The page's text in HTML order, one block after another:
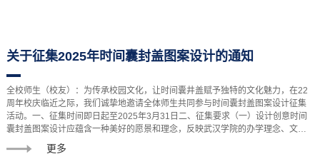
关于征集2025年时间囊封盖图案设计的通知
全校师生（校友）：为传承校园文化，让时间囊井盖赋予独特的文化魅力，在22
周年校庆临近之际，我们诚挚地邀请全体师生共同参与时间囊封盖图案设计征集
活动。一、征集时间即日起至2025年3月31日二、征集要求（一）设计创意时间
囊封盖图案设计应蕴含一种美好的愿景和理念，反映武汉学院的办学理念、文化
内涵以及办学成果和特色。（二）形式规范1.时间囊封盖为60cm*60cm正方形石
板，提交的作品尺寸不能超过封盖大小；分辨率不小于3...
更多